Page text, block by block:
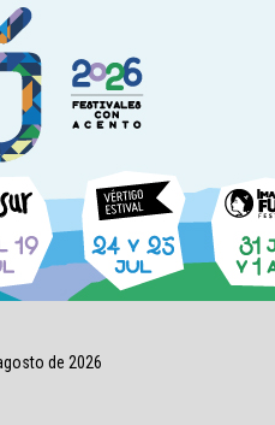
de 2026